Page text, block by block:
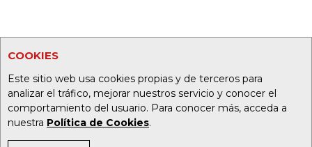
COOKIES
Este sitio web usa cookies propias y de terceros para
analizar el tráfico, mejorar nuestros servicio y conocer el
comportamiento del usuario. Para conocer más, acceda a
nuestra Política de Cookies.